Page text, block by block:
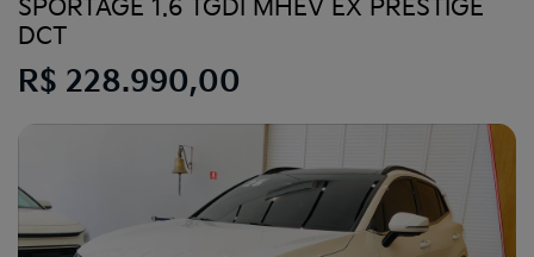
SPORTAGE 1.6 TGDI MHEV EX PRESTIGE
DCT
R$ 228.990,00